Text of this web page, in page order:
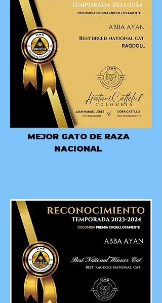
MEJOR GATO DE RAZA
NACIONAL